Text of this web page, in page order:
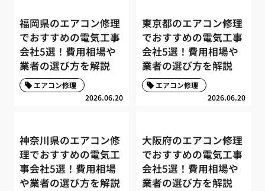
福岡県のエアコン修理
でおすすめの電気工事
会社5選！費用相場や
業者の選び方を解説
2026.06.20
エアコン修理
東京都のエアコン修理
でおすすめの電気工事
会社5選！費用相場や
業者の選び方を解説
2026.06.20
エアコン修理
神奈川県のエアコン修
理でおすすめの電気工
事会社5選！費用相場
や業者の選び方を解説
大阪府のエアコン修理
でおすすめの電気工事
会社5選！費用相場や
業者の選び方を解説